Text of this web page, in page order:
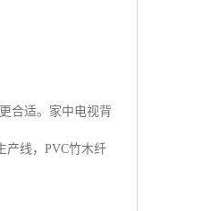
合适。家中电视背
产线，PVC竹木纤